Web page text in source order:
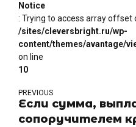
Notice
: Trying to access array offset
/sites/cleversbright.ru/wp-
content/themes/avantage/
on line
10
PREVIOUS
Если сумма,
сопоручителем